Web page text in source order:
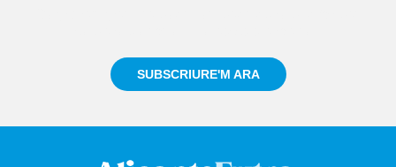
SUBSCRIURE'M ARA